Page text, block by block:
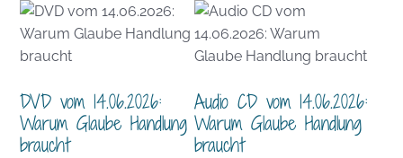
DVD vom 14.06.2026:
Warum Glaube Handlung
braucht
Audio CD vom 14.06.2026:
Warum Glaube Handlung
braucht